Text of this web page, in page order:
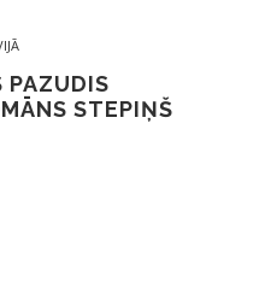
PAZUDIS
STEPIŅŠ